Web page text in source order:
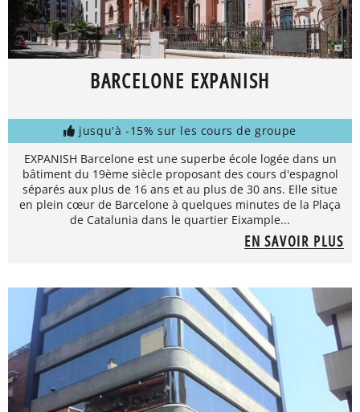
BARCELONE EXPANISH
jusqu'à -15% sur les cours de groupe
EXPANISH Barcelone est une superbe école logée dans un
bâtiment du 19ème siècle proposant des cours d'espagnol
séparés aux plus de 16 ans et au plus de 30 ans. Elle situe
en plein cœur de Barcelone à quelques minutes de la Plaça
de Catalunia dans le quartier Eixample...
EN SAVOIR PLUS